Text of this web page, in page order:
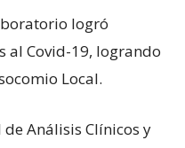
logró
al Covid-19, logrando
Local.
Análisis Clínicos y